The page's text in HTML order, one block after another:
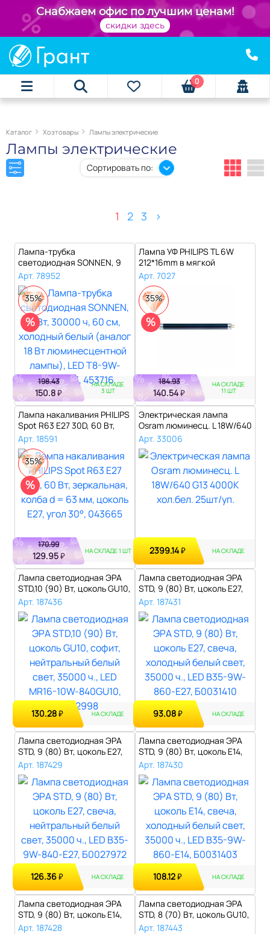
Снабжаем офис по лучшим ценам!
скидки здесь
0
Каталог Хозтовары Лампы электрические
Лампы электрические
Сортировать по:
1 2 3 >
Лампа-трубка
светодиодная SONNEN, 9
Вт, 30000 ч, 60 см,..
Арт. 78952
35%
%
198.43
150.8₽
НА СКЛАДЕ
3 ШТ
Лампа УФ PHILIPS TL 6W
212*16mm в мягкой
упаковке...
Арт. 7027
35%
%
184.93
140.54₽
НА СКЛАДЕ
11 ШТ
Лампа накаливания PHILIPS
Spot R63 E27 30D, 60 Вт,
зерк..
Арт. 18591
35%
%
170.99
129.95₽
НА СКЛАДЕ 1 ШТ
Электрическая лампа
Osram люминесц. L 18W/640
G13 4000К..
Арт. 33006
2399.14₽ НА СКЛАДЕ
Лампа светодиодная ЭРА
STD,10 (90) Вт, цоколь GU10,
соф..
Арт. 187436
130.28₽ НА СКЛАДЕ
Лампа светодиодная ЭРА
STD, 9 (80) Вт, цоколь E27,
свеч..
Арт. 187431
93.08₽ НА СКЛАДЕ
Лампа светодиодная ЭРА
STD, 9 (80) Вт, цоколь E27,
свеч..
Арт. 187429
126.36₽ НА СКЛАДЕ
Лампа светодиодная ЭРА
STD, 9 (80) Вт, цоколь E14,
свеч..
Арт. 187430
108.12₽ НА СКЛАДЕ
Лампа светодиодная ЭРА
STD, 9 (80) Вт, цоколь E14,
свеч..
Арт. 187428
Лампа светодиодная ЭРА
STD, 8 (70) Вт, цоколь GU10,
соф..
Арт. 187443